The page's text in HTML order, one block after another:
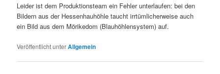
Leider ist dem Produktionsteam ein Fehler unterlaufen: bei den
Bildern aus der Hessenhauhöhle taucht irrtümlicherweise auch
ein Bild aus dem Mörikedom (Blauhöhlensystem) auf.
Veröffentlicht unterAllgemein